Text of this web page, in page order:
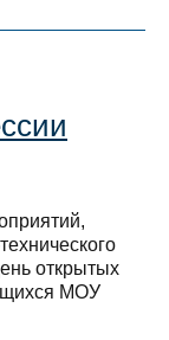
открытых
МОУ